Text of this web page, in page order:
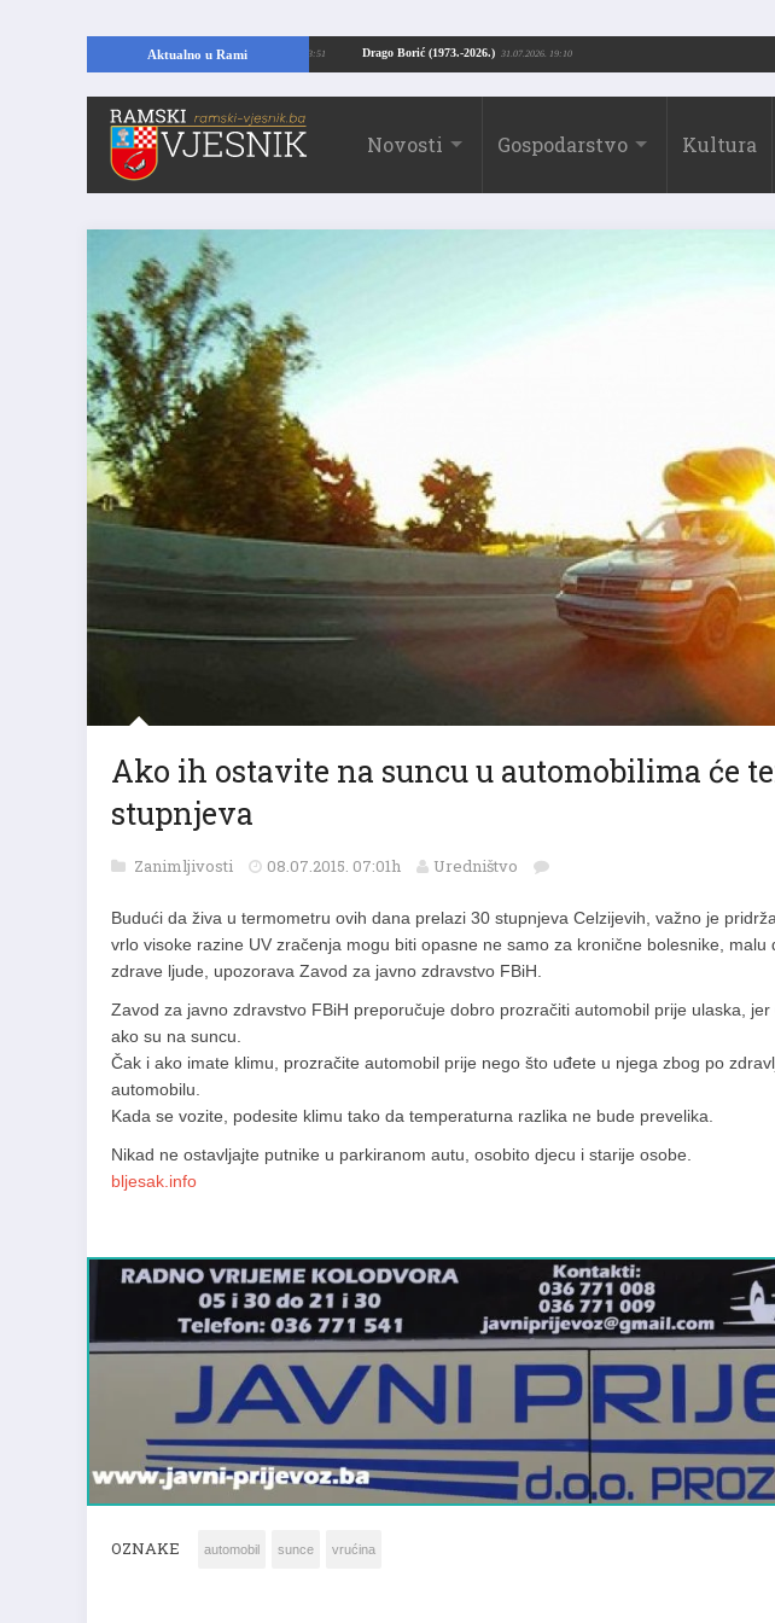
Aktualno u Rami Drago Borić (1973.-2026.) 31.07.2026. 19:10
temelje kuće, pronašao vrijedne arheološke ostatke 24.07.2026. 13:51
Novosti Gospodarstvo Kultura
Ako ih ostavite na suncu u automobilima će
stupnjeva
Zanimljivosti 08.07.2015. 07:01h Uredništvo
Budući da živa u termometru ovih dana prelazi 30 stupnjeva Celzijevih, važno je
vrlo visoke razine UV zračenja mogu biti opasne ne samo za kronične bolesnike,
zdrave ljude, upozorava Zavod za javno zdravstvo FBiH.
Zavod za javno zdravstvo FBiH preporučuje dobro prozračiti automobil prije ulaska,
ako su na suncu.
Čak i ako imate klimu, prozračite automobil prije nego što uđete u njega zbog po
automobilu.
Kada se vozite, podesite klimu tako da temperaturna razlika ne bude prevelika.
Nikad ne ostavljajte putnike u parkiranom autu, osobito djecu i starije osobe.
bljesak.info